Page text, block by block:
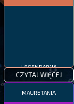
LEGENDARNA
CZYTAJ WIĘCEJ
MAURETANIA